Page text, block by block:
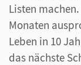
Listen
Monaten
Leben in 10
das nächste